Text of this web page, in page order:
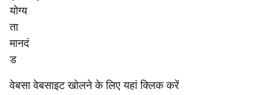
योग्य
ता
मानदं
ड
वेबसा वेबसाइट खोलने के लिए यहां क्लिक करें